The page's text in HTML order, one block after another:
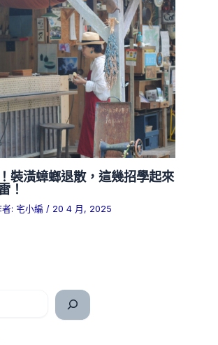
裝潢蟑螂退散，這幾招學起來
！
: 宅小編 / 20 4 月, 2025